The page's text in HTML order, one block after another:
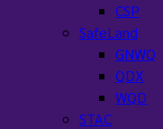
CSP
SafeLand
GNWQ
QDX
WQD
STAC